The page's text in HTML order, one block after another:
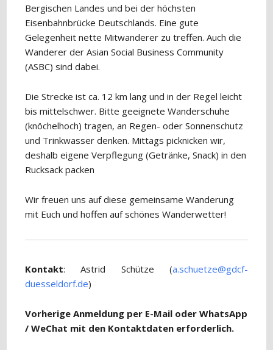
Bergischen Landes und bei der höchsten
Eisenbahnbrücke Deutschlands. Eine gute
Gelegenheit nette Mitwanderer zu treffen. Auch die
Wanderer der Asian Social Business Community
(ASBC) sind dabei.
Die Strecke ist ca. 12 km lang und in der Regel leicht
bis mittelschwer. Bitte geeignete Wanderschuhe
(knöchelhoch) tragen, an Regen- oder Sonnenschutz
und Trinkwasser denken. Mittags picknicken wir,
deshalb eigene Verpflegung (Getränke, Snack) in den
Rucksack packen
Wir freuen uns auf diese gemeinsame Wanderung
mit Euch und hoffen auf schönes Wanderwetter!
Kontakt: Astrid Schütze (a.schuetze@gdcf-
duesseldorf.de)
Vorherige Anmeldung per E-Mail oder WhatsApp
/ WeChat mit den Kontaktdaten erforderlich.